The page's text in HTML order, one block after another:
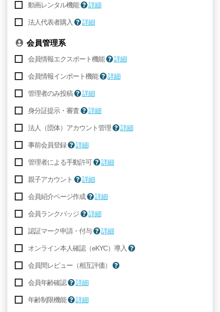
動画レンタル機能 詳細
法人代表者購入 詳細
会員管理系
会員情報エクスポート機能 詳細
会員情報インポート機能 詳細
管理者のみ投稿 詳細
身分証提示・審査 詳細
法人（団体）アカウント管理 詳細
事前会員登録 詳細
管理者による手動許可 詳細
親子アカウント 詳細
会員紹介ページ作成 詳細
会員ランクバッジ 詳細
認証マーク申請・付与 詳細
オンライン本人確認（eKYC）導入
会員間レビュー（相互評価）
会員年齢確認 詳細
年齢制限機能 詳細